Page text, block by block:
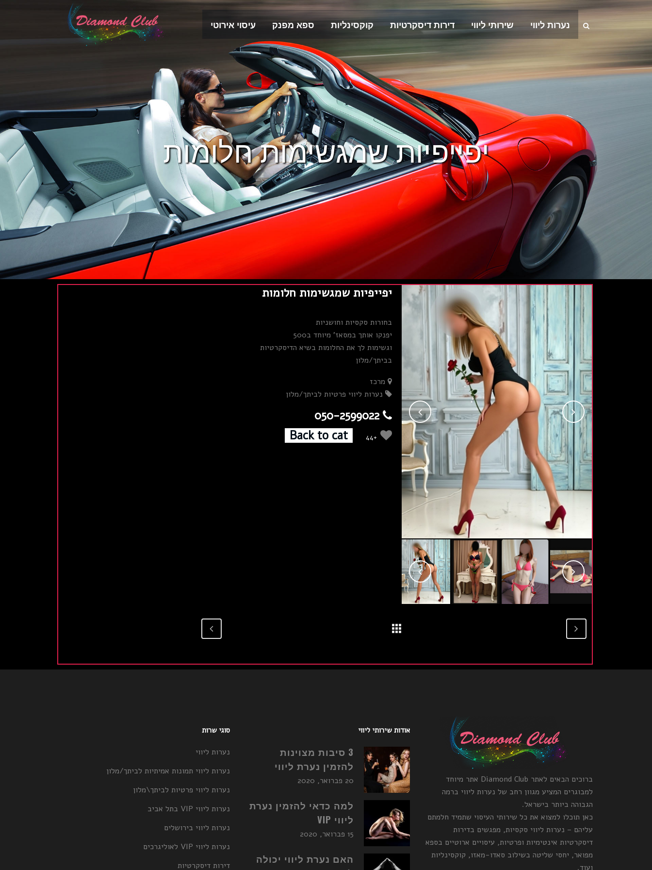
נערות ליווי שירותי ליווי דירות דיסקרטיות קוקסינליות ספא מפנק עיסוי אירוטי
יפייפיות שמגשימות חלומות
יפייפיות שמגשימות חלומות
בחורות סקסיות וחושניות
יפנקו אותך במסאז' מיוחד ב500
וגשימות לך את החלומות בשיא הדיסקרטיות
בביתך/מלון
מרכז
נערות ליווי פרטיות לביתך/מלון
050-2599022
+44
Back to cat
ברוכים הבאים לאתר Diamond Club אתר מיוחד
למבוגרים המציע מגוון רחב של נערות ליווי ברמה
הגבוהה ביותר בישראל.
כאן תוכלו למצוא את כל שירותי העיסוי שתמיד חלמתם
עליהם – נערות ליווי סקסיות, מפגשים בדירות
דיסקרטיות אינטימיות ופרטיות, עיסויים ארוטיים בספא
מפואר, יחסי שליטה בשילוב סאדו-מאזו, קוקסינליות
ועוד.
אודות שירותי ליווי
3 סיבות מצוינות
להזמין נערת ליווי
20 פברואר, 2020
למה כדאי להזמין נערת
ליווי VIP
15 פברואר, 2020
האם נערת ליווי יכולה
סוגי שרות
נערות ליווי
נערות ליווי תמונות אמיתיות לביתך/מלון
נערות ליווי פרטיות לביתך\מלון
נערות ליווי VIP בתל אביב
נערות ליווי בירושלים
נערות ליווי VIP לאוליגרכים
דירות דיסקרטיות